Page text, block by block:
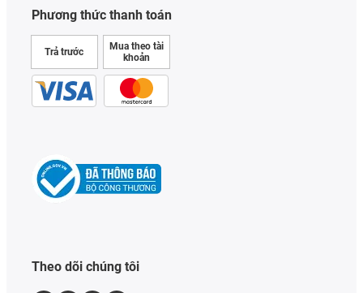
Phương thức thanh toán
Trả trước
Mua theo tài
khoản
Theo dõi chúng tôi